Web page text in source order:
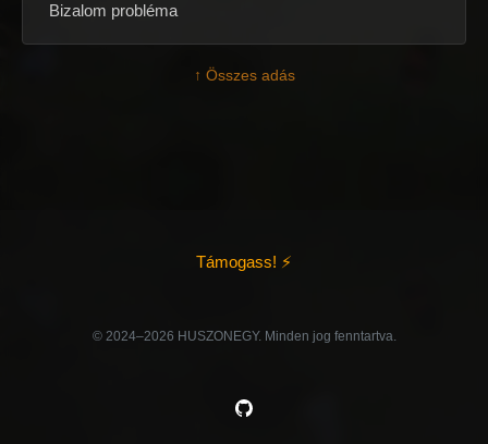
Bizalom probléma
↑ Összes adás
Támogass! ⚡
©️ 2024–2026 HUSZONEGY. Minden jog fenntartva.